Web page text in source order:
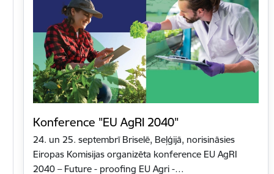
Konference "EU AgRI 2040"
24. un 25. septembrī Briselē, Beļģijā, norisināsies
Eiropas Komisijas organizēta konference EU AgRI
2040 – Future - proofing EU Agri -…